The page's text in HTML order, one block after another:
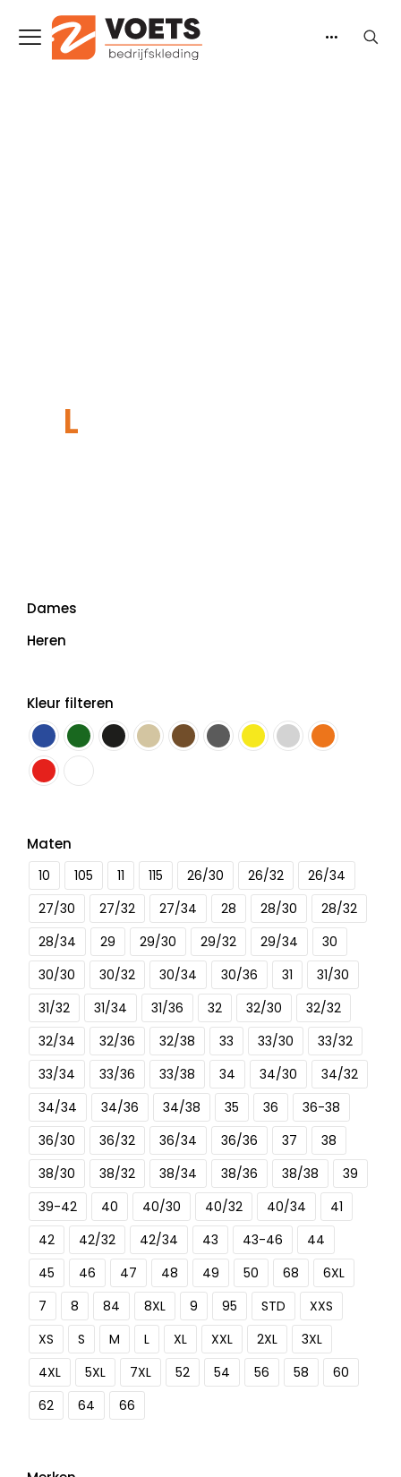
L
Dames
Heren
Kleur filteren
Maten
10 105 11 115 26/30 26/32
26/34
27/30
27/32 27/34 28 28/30
28/32
28/34
29 29/30 29/32 29/34
30
30/30
30/32 30/34 30/36 31
31/30
31/32
31/34 31/36 32 32/30
32/32
32/34
32/36 32/38 33 33/30
33/32
33/34
33/36 33/38 34 34/30
34/32
34/34
34/36 34/38 35 36
36-38
36/30
36/32 36/34 36/36 37
38
38/30
38/32 38/34 38/36 38/38
39
39-42
40 40/30 40/32 40/34
41
42
42/32 42/34 43 43-46
44
45
46 47 48 49 50 68
6XL
7
8 84 8XL 9 95 STD
XXS
XS
S M L XL XXL 2XL
3XL
4XL
5XL 7XL 52 54 56 58
60
62
64 66